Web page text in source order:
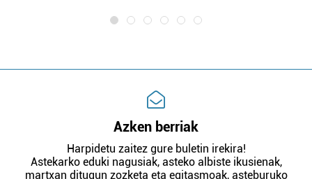
Azken berriak
Harpidetu zaitez gure buletin irekira!
Astekarko eduki nagusiak, asteko albiste ikusienak,
martxan ditugun zozketa eta egitasmoak, asteburuko